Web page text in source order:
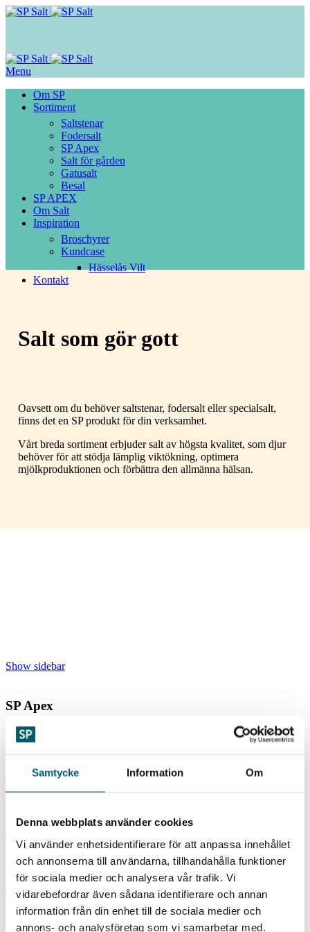
Samtycke Information Om
Denna webbplats använder cookies
Vi använder enhetsidentifierare för att anpassa innehållet
och annonserna till användarna, tillhandahålla funktioner
för sociala medier och analysera vår trafik. Vi
vidarebefordrar även sådana identifierare och annan
information från din enhet till de sociala medier och
annons- och analysföretag som vi samarbetar med.
Menu
Om SP
Sortiment
Saltstenar
Fodersalt
SP Apex
Salt för gården
Gatusalt
Besal
SP APEX
Om Salt
Inspiration
Broschyrer
Kundcase
Hässelås Vilt
Kontakt
Salt som gör gott
Oavsett om du behöver saltstenar, fodersalt eller specialsalt,
finns det en SP produkt för din verksamhet.
Vårt breda sortiment erbjuder salt av högsta kvalitet, som djur
behöver för att stödja lämplig viktökning, optimera
mjölkproduktionen och förbättra den allmänna hälsan.
Show sidebar
SP Apex
Salttabletter